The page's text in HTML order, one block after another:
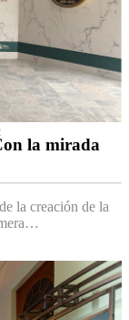
la mirada
la creación de la